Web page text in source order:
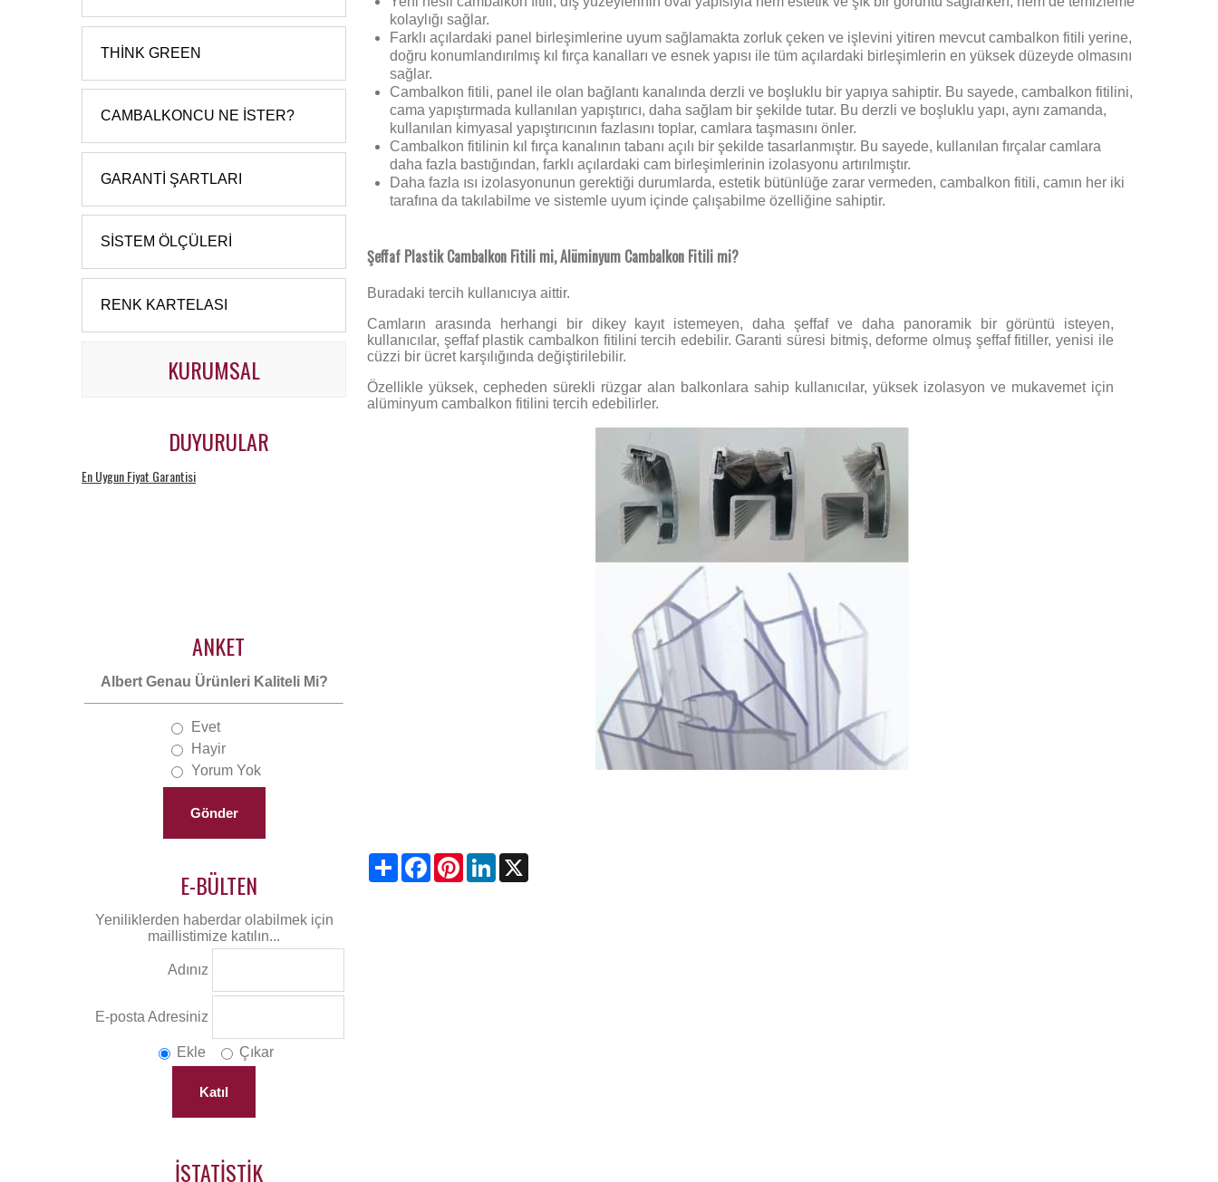
THINK GREEN
CAMBALKONCU NE İSTER?
GARANTI ŞARTLARI
SISTEM ÖLÇÜLERI
RENK KARTELASI
KURUMSAL
DUYURULAR
En Uygun Fiyat Garantisi
ANKET
Albert Genau Ürünleri Kaliteli Mi?
Evet
Hayir
Yorum Yok
E-BÜLTEN
Yeniliklerden haberdar olabilmek için
maillistimize katılın...
Adınız
E-posta Adresiniz
Ekle Çıkar
İSTATISTIK
kolaylığı sağlar.
Farklı açılardaki panel birleşimlerine uyum sağlamakta zorluk çeken ve işlevini yitiren mevcut cambalkon fitili yerine,
doğru konumlandırılmış kıl fırça kanalları ve esnek yapısı ile tüm açılardaki birleşimlerin en yüksek düzeyde olmasını
sağlar.
Cambalkon fitili, panel ile olan bağlantı kanalında derzli ve boşluklu bir yapıya sahiptir. Bu sayede, cambalkon fitilini,
cama yapıştırmada kullanılan yapıştırıcı, daha sağlam bir şekilde tutar. Bu derzli ve boşluklu yapı, aynı zamanda,
kullanılan kimyasal yapıştırıcının fazlasını toplar, camlara taşmasını önler.
Cambalkon fitilinin kıl fırça kanalının tabanı açılı bir şekilde tasarlanmıştır. Bu sayede, kullanılan fırçalar camlara
daha fazla bastığından, farklı açılardaki cam birleşimlerinin izolasyonu artırılmıştır.
Daha fazla ısı izolasyonunun gerektiği durumlarda, estetik bütünlüğe zarar vermeden, cambalkon fitili, camın her iki
tarafına da takılabilme ve sistemle uyum içinde çalışabilme özelliğine sahiptir.
Şeffaf Plastik Cambalkon Fitili mi, Alüminyum Cambalkon Fitili mi?
Buradaki tercih kullanıcıya aittir.
Camların arasında herhangi bir dikey kayıt istemeyen, daha şeffaf ve daha panoramik bir görüntü isteyen,
kullanıcılar, şeffaf plastik cambalkon fitilini tercih edebilir. Garanti süresi bitmiş, deforme olmuş şeffaf fitiller, yenisi ile
cüzzi bir ücret karşılığında değiştirilebilir.
Özellikle yüksek, cepheden sürekli rüzgar alan balkonlara sahip kullanıcılar, yüksek izolasyon ve mukavemet için
alüminyum cambalkon fitilini tercih edebilirler.
ShareFacebookPinterestLinkedIn